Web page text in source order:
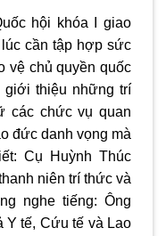
hội khóa I giao
cần tập hợp sức
vệ chủ quyền quốc
giới thiệu những trí
các chức vụ quan
đức danh vọng mà
Cụ Huỳnh Thúc
niên trí thức và
nghe tiếng: Ông
Y tế, Cứu tế và Lao